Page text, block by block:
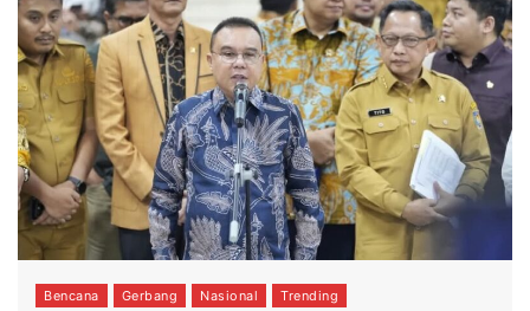
Bencana Gerbang Nasional Trending